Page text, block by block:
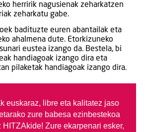
herririk nagusienak zeharkatzen
zeharkatu gabe.
badituzte euren abantailak eta
ahalmena dute. Etorkizuneko
eustea izango da. Bestela, bi
handiagoak izango dira eta
pilaketak handiagoak izango dira.
euskaraz, libre eta kalitatez jaso
zure babesa ezinbestekoa
HITZAkide! Zure ekarpenari esker,